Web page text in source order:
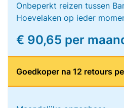
Onbeperkt reizen tussen
Hoevelaken op ieder
€ 90,65 per
Goedkoper na 12 retours